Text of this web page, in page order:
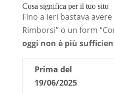
Cosa significa per il tuo sito
Fino a ieri bastava avere
Rimborsi” o un form
oggi non è più
Prima del
19/06/2025